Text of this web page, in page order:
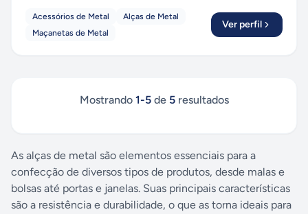
Acessórios de Metal
Alças de Metal
Maçanetas de Metal
Ver perfil
Mostrando 1-5de 5resultados
As alças de metal são elementos essenciais para a
confecção de diversos tipos de produtos, desde malas e
bolsas até portas e janelas. Suas principais características
são a resistência e durabilidade, o que as torna ideais para